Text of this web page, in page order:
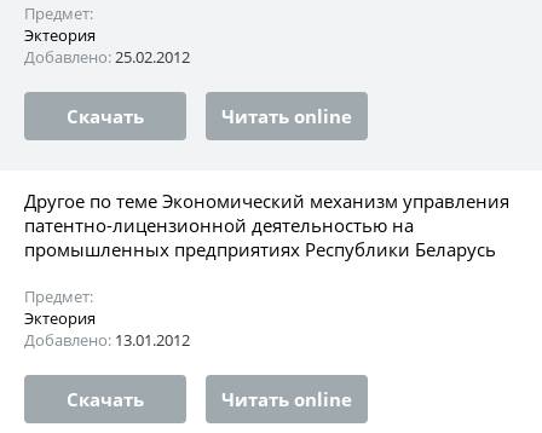
Предмет:
Эктеория
Добавлено:25.02.2012
Скачать Читать online
Другое по теме Экономический механизм управления
патентно-лицензионной деятельностью на
промышленных предприятиях Республики Беларусь
Предмет:
Эктеория
Добавлено: 13.01.2012
Скачать Читать online